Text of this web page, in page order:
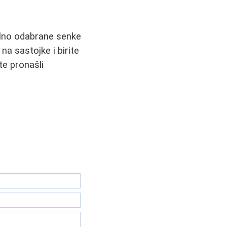
odabrane senke
sastojke i birite
pronašli